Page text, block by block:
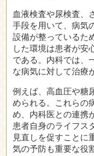
血液検査や尿検査、
手段を用いて、病気
設備が整っているた
した環境は患者が安
である。内科では、
な病気に対して治療
例えば、高血圧や糖
められる。これらの
め、内科医との連携
患者自身のライフス
見直しを促すことに
気の予防も重要な役